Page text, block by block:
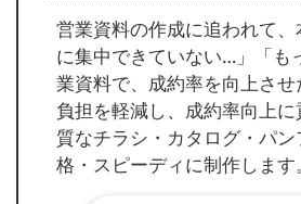
営業資料の作成に追われて
に集中できていない…」「も
業資料で、成約率を向上さ
負担を軽減し、成約率向上
質なチラシ・カタログ・パ
格・スピーディに制作します。